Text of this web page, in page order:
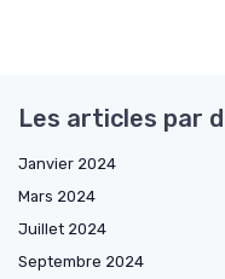
Les articles par
Janvier 2024
Mars 2024
Juillet 2024
Septembre 2024